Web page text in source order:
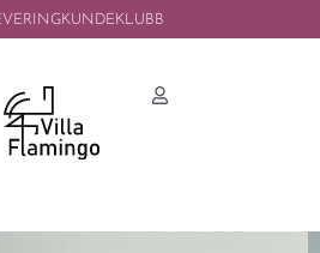
KUNDEKLUBB